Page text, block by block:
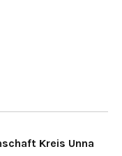
Kreis Unna